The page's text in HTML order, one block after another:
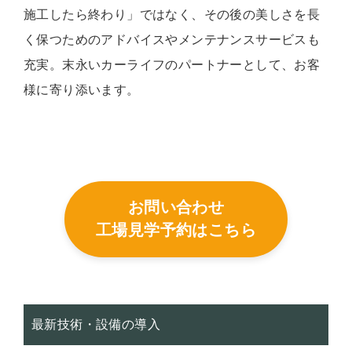
施工したら終わり」ではなく、その後の美しさを長
く保つためのアドバイスやメンテナンスサービスも
充実。末永いカーライフのパートナーとして、お客
様に寄り添います。
お問い合わせ
工場見学予約はこちら
最新技術・設備の導入